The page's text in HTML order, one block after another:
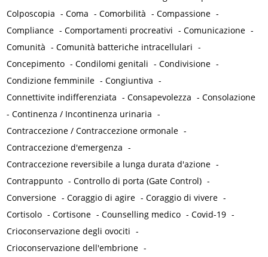
Colposcopia -Coma -Comorbilità -Compassione -
Compliance -Comportamenti procreativi -Comunicazione -
Comunità -Comunità batteriche intracellulari -
Concepimento -Condilomi genitali -Condivisione -
Condizione femminile -Congiuntiva -
Connettivite indifferenziata -Consapevolezza -Consolazione
-Continenza / Incontinenza urinaria -
Contraccezione / Contraccezione ormonale -
Contraccezione d'emergenza -
Contraccezione reversibile a lunga durata d'azione -
Contrappunto -Controllo di porta (Gate Control) -
Conversione -Coraggio di agire -Coraggio di vivere -
Cortisolo -Cortisone -Counselling medico -Covid-19 -
Crioconservazione degli ovociti -
Crioconservazione dell'embrione -